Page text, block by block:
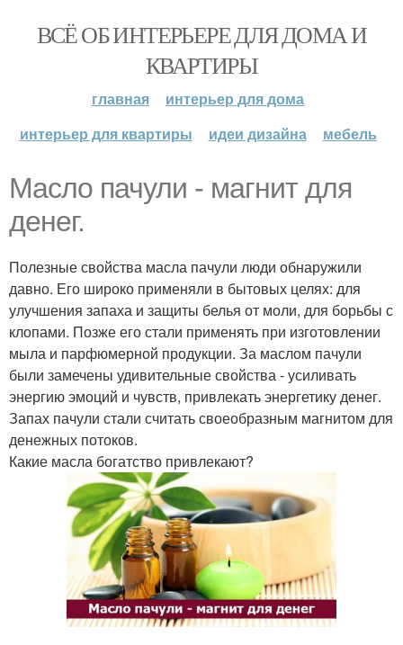
ВСЁ ОБ ИНТЕРЬЕРЕ ДЛЯ ДОМА И
КВАРТИРЫ
главная
интерьер для дома
интерьер для квартиры
идеи дизайна мебель
Масло пачули - магнит для
денег.
Полезные свойства масла пачули люди обнаружили
давно. Его широко применяли в бытовых целях: для
улучшения запаха и защиты белья от моли, для борьбы с
клопами. Позже его стали применять при изготовлении
мыла и парфюмерной продукции. За маслом пачули
были замечены удивительные свойства - усиливать
энергию эмоций и чувств, привлекать энергетику денег.
Запах пачули стали считать своеобразным магнитом для
денежных потоков.
Какие масла богатство привлекают?